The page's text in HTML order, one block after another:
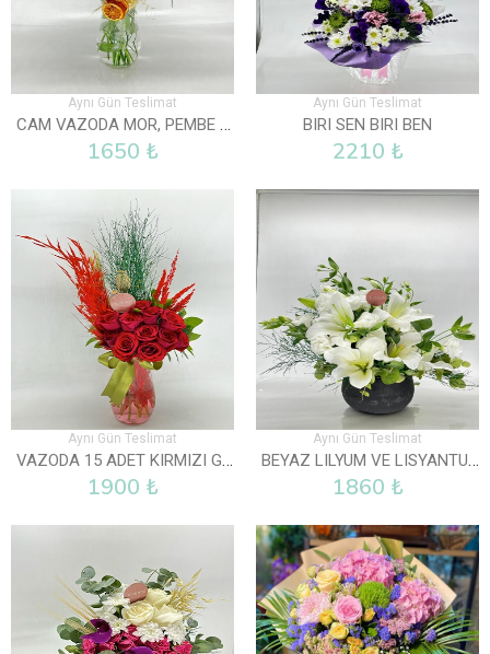
Aynı Gün Teslimat
CAM VAZODA MOR, PEMBE VE BEYAZ LISYANTUS
1650 ₺
Aynı Gün Teslimat
BIRI SEN BIRI BEN
2210 ₺
Aynı Gün Teslimat
VAZODA 15 ADET KIRMIZI GÜL
1900 ₺
Aynı Gün Teslimat
BEYAZ LILYUM VE LISYANTUS ARAJMANI
1860 ₺